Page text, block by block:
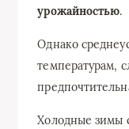
урожайностью.
Однако
температурам,
Холодные зимы